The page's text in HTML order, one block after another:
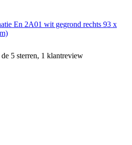
En 2A01 wit gegrond rechts 93 x
5 sterren, 1 klantreview